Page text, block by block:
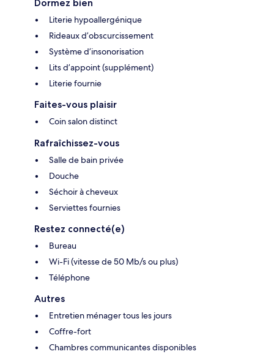
Dormez bien
Literie hypoallergénique
Rideaux d’obscurcissement
Système d’insonorisation
Lits d’appoint (supplément)
Literie fournie
Faites-vous plaisir
Coin salon distinct
Rafraîchissez-vous
Salle de bain privée
Douche
Séchoir à cheveux
Serviettes fournies
Restez connecté(e)
Bureau
Wi-Fi (vitesse de 50 Mb/s ou plus)
Téléphone
Autres
Entretien ménager tous les jours
Coffre-fort
Chambres communicantes disponibles